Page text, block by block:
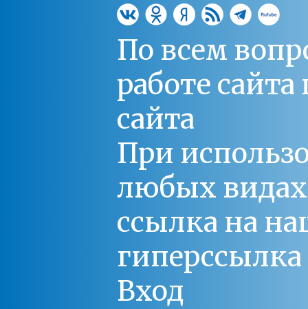
По всем
работе
сайта
При
любых
ссылка на
Вход